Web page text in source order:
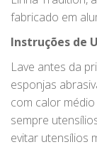
fabricado em
Instruções de
Lave antes da
esponjas
com calor
sempre
evitar utensílios